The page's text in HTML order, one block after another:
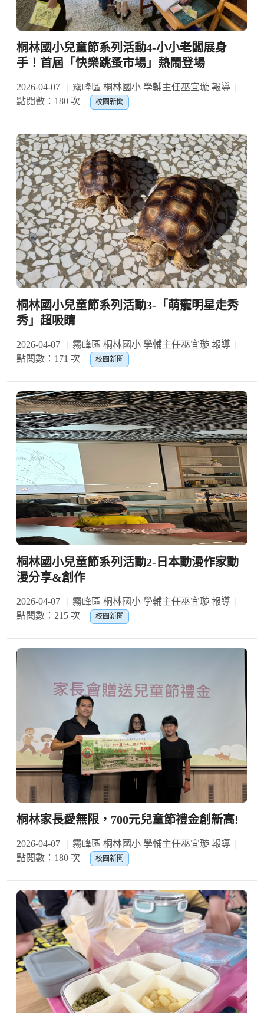
桐林國小兒童節系列活動4-小小老闆展身
手！首屆「快樂跳蚤市場」熱鬧登場
2026-04-07
霧峰區 桐林國小 學輔主任巫宜璇 報導
點閱數：180 次
校園新聞
桐林國小兒童節系列活動3-「萌寵明星走秀
秀」超吸睛
2026-04-07
霧峰區 桐林國小 學輔主任巫宜璇 報導
點閱數：171 次
校園新聞
桐林國小兒童節系列活動2-日本動漫作家動
漫分享&創作
2026-04-07
霧峰區 桐林國小 學輔主任巫宜璇 報導
點閱數：215 次
校園新聞
桐林家長愛無限，700元兒童節禮金創新高!
2026-04-07
霧峰區 桐林國小 學輔主任巫宜璇 報導
點閱數：180 次
校園新聞